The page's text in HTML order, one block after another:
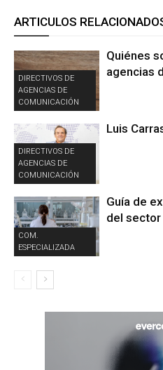
ARTICULOS
DIRECTIVOS DE
AGENCIAS DE
COMUNICACIÓN
Quiénes
agencias
DIRECTIVOS DE
AGENCIAS DE
COMUNICACIÓN
Luis
COM.
ESPECIALIZADA
Guía de
del